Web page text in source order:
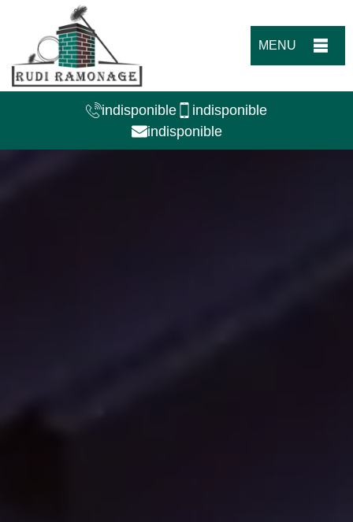
MENU
indisponible
indisponible
indisponible